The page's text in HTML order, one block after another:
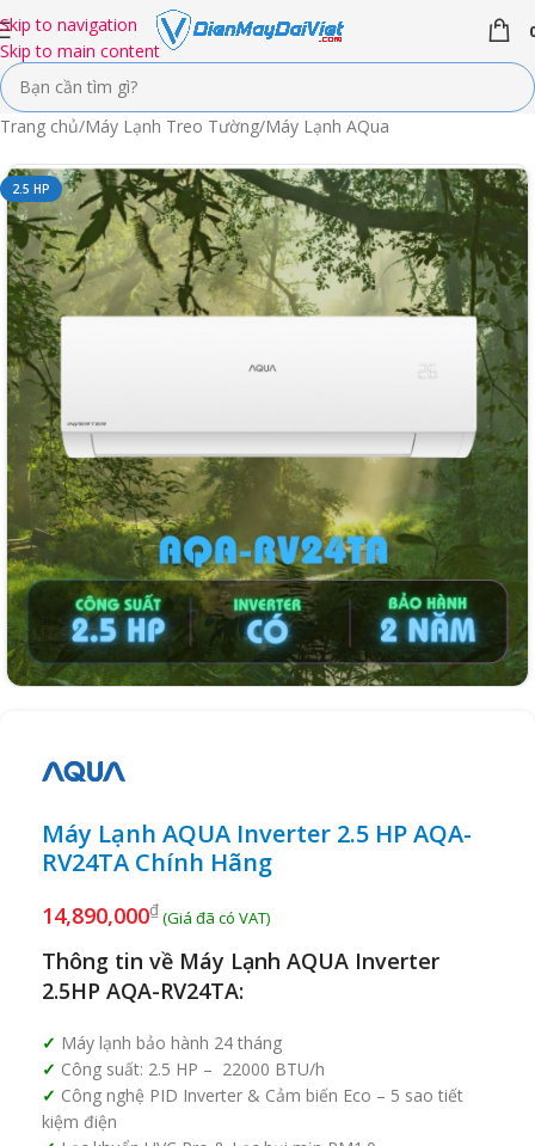
Skip to navigation
Skip to main content
Trang chủ/Máy Lạnh Treo Tường/Máy Lạnh AQua
2.5 HP
Máy Lạnh AQUA Inverter 2.5 HP AQA-
RV24TA Chính Hãng
14,890,000₫
Thông tin về Máy Lạnh AQUA Inverter
2.5HP AQA-RV24TA:
Máy lạnh bảo hành 24 tháng
Công suất: 2.5 HP – 22000 BTU/h
Công nghệ PID Inverter & Cảm biến Eco – 5 sao tiết
kiệm điện